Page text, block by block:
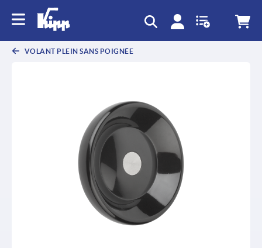
VOLANT PLEIN SANS POIGNÉE